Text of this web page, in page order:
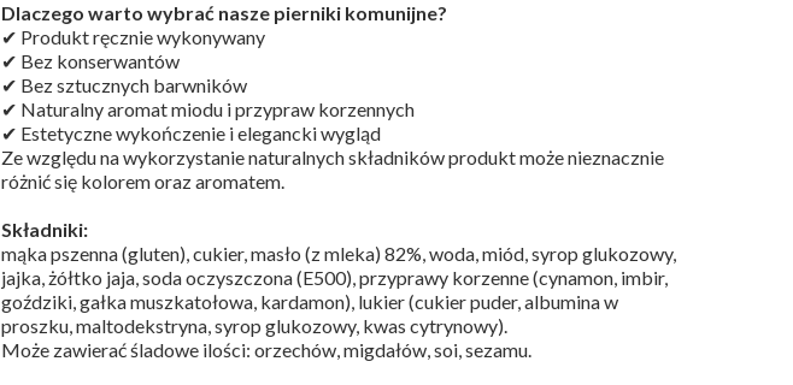
Dlaczego warto wybrać nasze pierniki komunijne?
✔ Produkt ręcznie wykonywany
✔ Bez konserwantów
✔ Bez sztucznych barwników
✔ Naturalny aromat miodu i przypraw korzennych
✔ Estetyczne wykończenie i elegancki wygląd
Ze względu na wykorzystanie naturalnych składników produkt może nieznacznie
różnić się kolorem oraz aromatem.
Składniki:
mąka pszenna (gluten), cukier, masło (z mleka) 82%, woda, miód, syrop glukozowy,
jajka, żółtko jaja, soda oczyszczona (E500), przyprawy korzenne (cynamon, imbir,
goździki, gałka muszkatołowa, kardamon), lukier (cukier puder, albumina w
proszku, maltodekstryna, syrop glukozowy, kwas cytrynowy).
Może zawierać śladowe ilości: orzechów, migdałów, soi, sezamu.